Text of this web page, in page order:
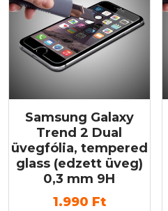
Samsung Galaxy
Trend 2 Dual
üvegfólia, tempered
glass (edzett üveg)
0,3 mm 9H
1.990 Ft